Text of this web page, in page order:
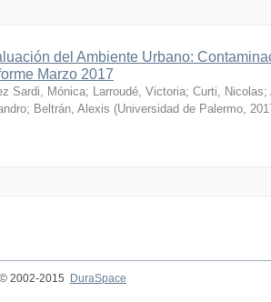
del Ambiente Urbano:
Marzo 2017
Sardi, Mónica; Larroudé, Victoria; Curti, Nicolas;
; Beltrán, Alexis (Universidad de Palermo,
2002-2015
DuraSpace